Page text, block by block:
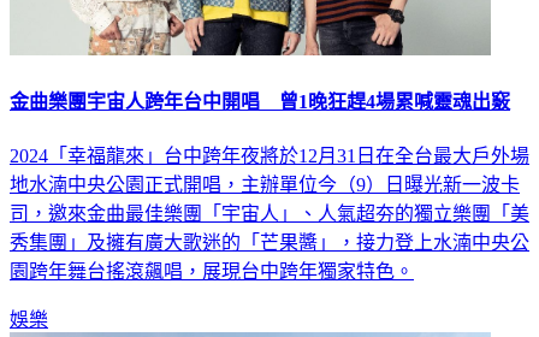
金曲樂團宇宙人跨年台中開唱 曾1晚狂趕4場累喊靈魂出竅
2024「幸福龍來」台中跨年夜將於12月31日在全台最大戶外場
地水湳中央公園正式開唱，主辦單位今（9）日曝光新一波卡
司，邀來金曲最佳樂團「宇宙人」、人氣超夯的獨立樂團「美
秀集團」及擁有廣大歌迷的「芒果醬」，接力登上水湳中央公
園跨年舞台搖滾飆唱，展現台中跨年獨家特色。
娛樂